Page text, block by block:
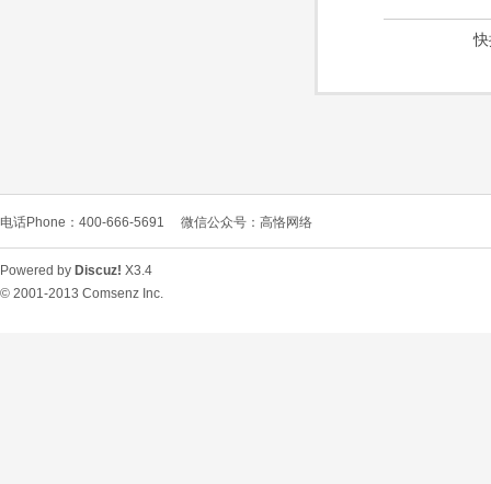
电话Phone：400-666-5691 微信公众号：高恪网络
Powered by Discuz! X3.4
© 2001-2013 Comsenz Inc.